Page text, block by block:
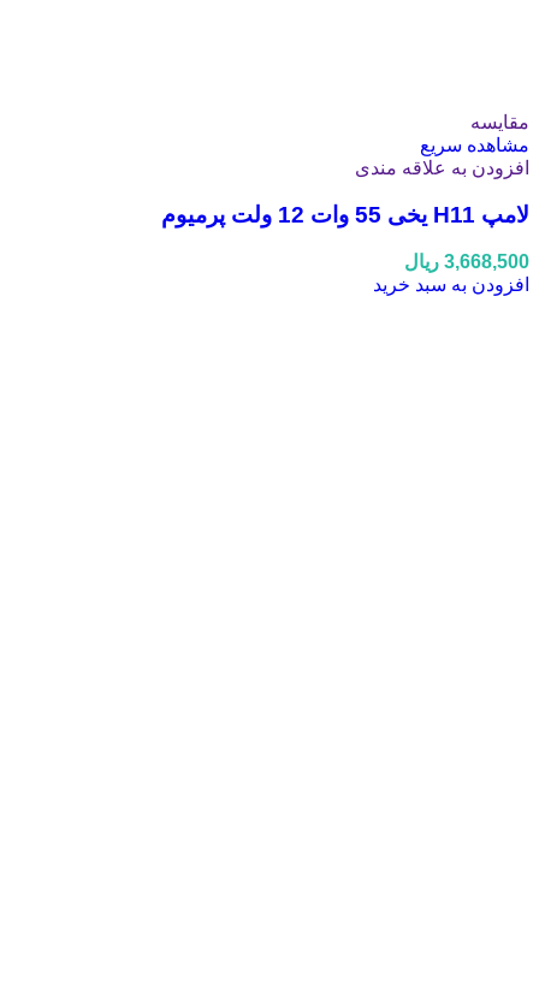
مقایسه
مشاهده سریع
افزودن به علاقه مندی
لامپ H11 یخی 55 وات 12 ولت پرمیوم
3,668,500 ریال
افزودن به سبد خرید